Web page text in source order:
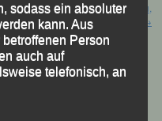
Abendlauf, Landshut-Münchnerau,
22. Juli 2016
→
sodass ein absoluter
kann. Aus
Person
auch auf
telefonisch, an